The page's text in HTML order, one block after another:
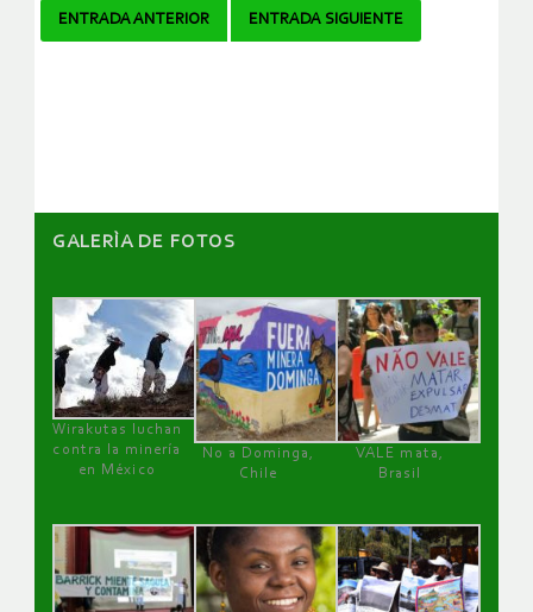
Navegador
ENTRADA ANTERIOR ENTRADA SIGUIENTE
GALERÌA DE FOTOS
Wirakutas luchan
contra la minería
en México
No a Dominga,
Chile
VALE mata,
Brasil